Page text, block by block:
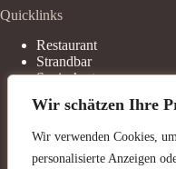
Wir schätzen Ihre
Wir verwenden Cookies,
personalisierte Anzeigen
Quicklinks
Restaurant
Strandbar
Speisekarte
Bierwagen
AGB`s
Kontakt